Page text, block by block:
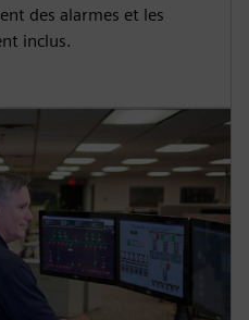
des alarmes et les
inclus.